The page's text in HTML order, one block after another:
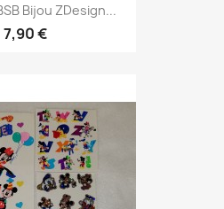
Bijou ZDesign...
7,90 €